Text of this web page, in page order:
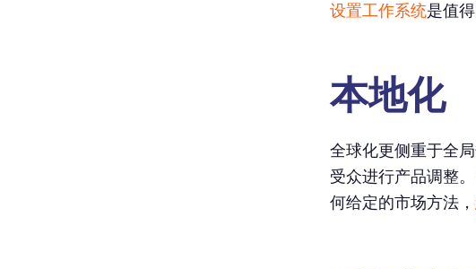
设置工作系统是值得
本地化
全球化更侧重于全
受众进行产品调整
何给定的市场方法，